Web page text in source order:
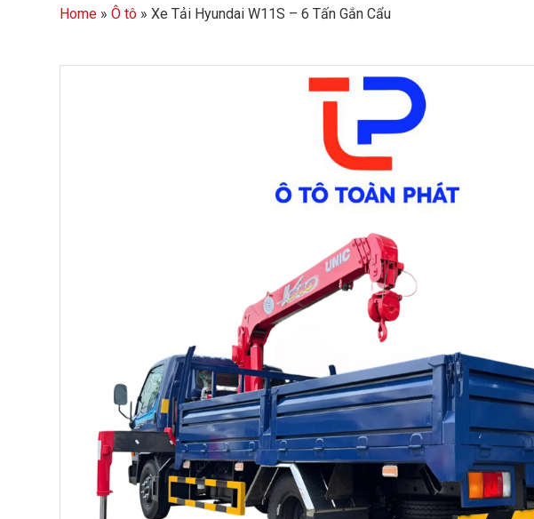
Home » Ô tô » Xe Tải Hyundai W11S – 6 Tấn Gắn Cẩu